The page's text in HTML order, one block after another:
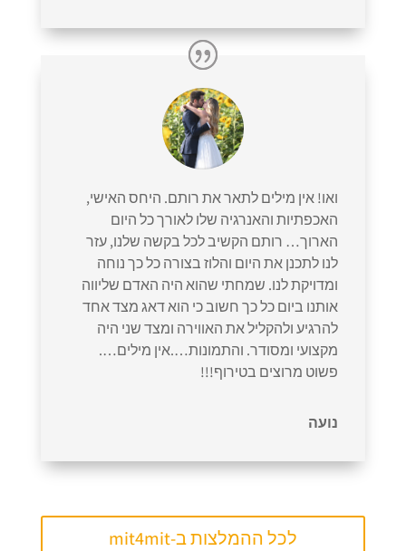
ואו! אין מילים לתאר את רותם. היחס האישי,
האכפתיות והאנרגיה שלו לאורך כל היום
הארוך… רותם הקשיב לכל בקשה שלנו, עזר
לנו לתכנן את היום והלוז בצורה כל כך נוחה
ומדויקת לנו. שמחתי שהוא היה האדם שליווה
אותנו ביום כל כך חשוב כי הוא דאג מצד אחד
להרגיע ולהקליל את האווירה ומצד שני היה
מקצועי ומסודר. והתמונות….אין מילים….
פשוט מרוצים בטירוף!!!
נועה
לכל ההמלצות ב-mit4mit